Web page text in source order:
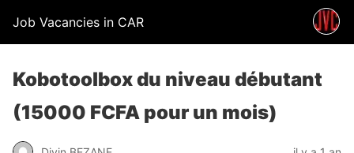
Job Vacancies in CAR
Kobotoolbox du niveau débutant
(15000 FCFA pour un mois)